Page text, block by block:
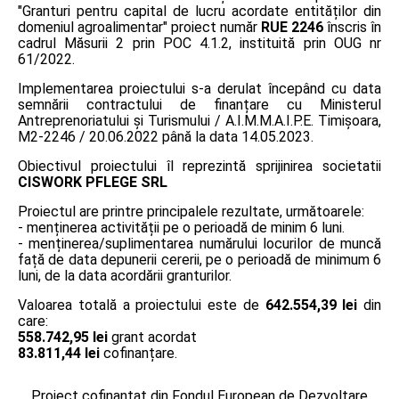
"Granturi pentru capital de lucru acordate entităților din
domeniul agroalimentar" proiect număr RUE 2246 înscris în
cadrul Măsurii 2 prin POC 4.1.2, instituită prin OUG nr
61/2022.
Implementarea proiectului s-a derulat începând cu data
semnării contractului de finanțare cu Ministerul
Antreprenoriatului și Turismului / A.I.M.M.A.I.P.E. Timişoara,
M2-2246 / 20.06.2022 până la data 14.05.2023.
Obiectivul proiectului îl reprezintă sprijinirea societatii
CISWORK PFLEGE SRL
Proiectul are printre principalele rezultate, următoarele:
- menținerea activității pe o perioadă de minim 6 luni.
- menținerea/suplimentarea numărului locurilor de muncă
față de data depunerii cererii, pe o perioadă de minimum 6
luni, de la data acordării granturilor.
Valoarea totală a proiectului este de 642.554,39 lei din
care:
558.742,95 lei grant acordat
83.811,44 lei cofinanțare.
Proiect cofinanțat din Fondul European de Dezvoltare